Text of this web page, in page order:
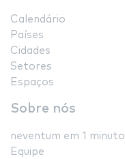
Calendário
Países
Cidades
Setores
Espaços
Sobre nós
neventum em 1 minuto
Equipe